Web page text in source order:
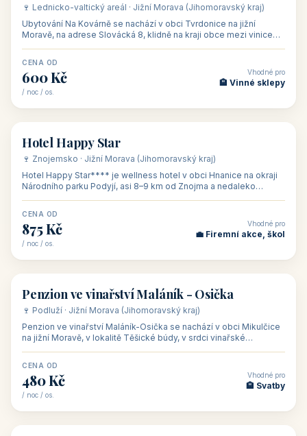
🍷 Lednicko-valtický areál · Jižní Morava (Jihomoravský kraj)
Ubytování Na Kovárně se nachází v obci Tvrdonice na jižní
Moravě, na adrese Slovácká 8, klidně na kraji obce mezi vinicemi,
CENA OD
600 Kč
/ noc / os.
Vhodné pro
🏨 Vinné sklepy
🏨 hotel
Hotel Happy Star
🍷 Znojemsko · Jižní Morava (Jihomoravský kraj)
Hotel Happy Star**** je wellness hotel v obci Hnanice na okraji
Národního parku Podyjí, asi 8–9 km od Znojma a nedaleko
CENA OD
875 Kč
/ noc / os.
Vhodné pro
💼 Firemní akce, škol
🏡 penzion
Penzion ve vinařství Maláník - Osička
🍷 Podluží · Jižní Morava (Jihomoravský kraj)
Penzion ve vinařství Maláník-Osička se nachází v obci Mikulčice
na jižní Moravě, v lokalitě Těšické búdy, v srdci vinařské
CENA OD
480 Kč
/ noc / os.
Vhodné pro
🏨 Svatby